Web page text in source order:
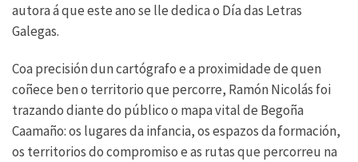
autora á que este ano se lle dedica o Día das Letras
Galegas.
Coa precisión dun cartógrafo e a proximidade de quen
coñece ben o territorio que percorre, Ramón Nicolás foi
trazando diante do público o mapa vital de Begoña
Caamaño: os lugares da infancia, os espazos da formación,
os territorios do compromiso e as rutas que percorreu na